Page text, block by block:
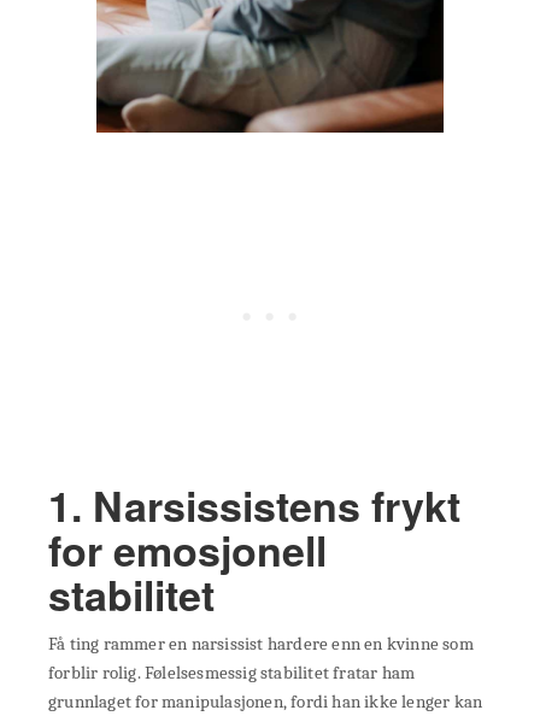
1. Narsissistens frykt
for emosjonell
stabilitet
Få ting rammer en narsissist hardere enn en kvinne som
forblir rolig. Følelsesmessig stabilitet fratar ham
grunnlaget for manipulasjonen, fordi han ikke lenger kan